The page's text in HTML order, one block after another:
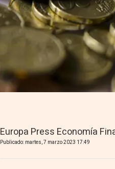
Europa Press Economía
Publicado: martes, 7 marzo 2023 17:49